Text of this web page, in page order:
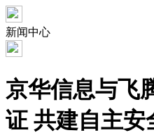
新闻中心
京华信息与飞
证 共建自主安